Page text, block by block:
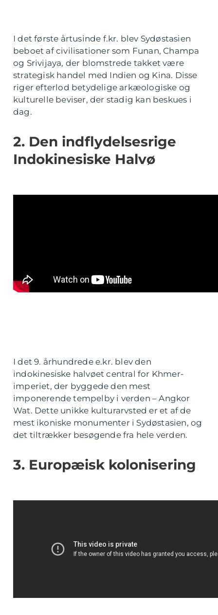
I det første årtusinde f.kr. blev Sydøstasien
beboet af civilisationer som Funan, Champa
og Srivijaya, der blomstrede takket være
strategisk handel med Indien og Kina. Disse
riger efterlod betydelige arkæologiske og
kulturelle beviser, der stadig kan beskues i
dag.
2. Den indflydelsesrige
Indokinesiske Halvø
I det 9. århundrede e.kr. blev den
indokinesiske halvøet central for Khmer-
imperiet, der byggede den mest
imponerende tempelby i verden – Angkor
Wat. Dette unikke kulturarvsted er et af de
mest ikoniske monumenter i Sydøstasien, og
det tiltrækker besøgende fra hele verden.
3. Europæisk kolonisering